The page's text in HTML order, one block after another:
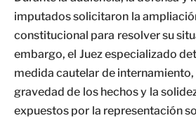
imputados solicitaron la
constitucional para resolver su
embargo, el Juez especializado
medida cautelar de internamiento,
gravedad de los hechos y la
expuestos por la representación